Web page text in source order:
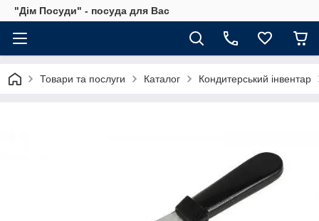
"Дім Посуди" - посуда для Вас
Товари та послуги Каталог Кондитерський інвентар